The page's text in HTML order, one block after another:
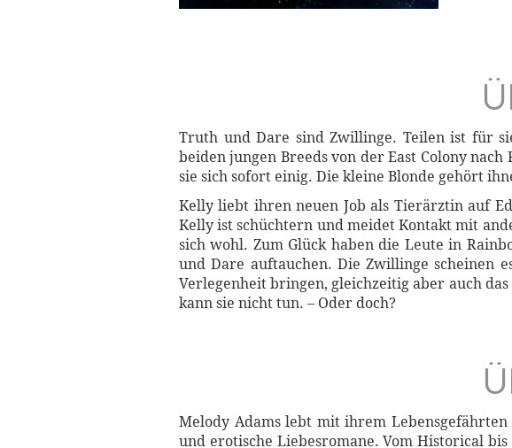
Truth und Dare sind Zwillinge. Teilen ist für
beiden jungen Breeds von der East Colony
sie sich sofort einig. Die kleine Blonde gehört
Kelly liebt ihren neuen Job als Tierärztin auf
Kelly ist schüchtern und meidet Kontakt mit
sich wohl. Zum Glück haben die Leute in
und Dare auftauchen. Die Zwillinge scheinen
Verlegenheit bringen, gleichzeitig aber auch
kann sie nicht tun. – Oder doch?
Melody Adams lebt mit ihrem
und erotische Liebesromane. Vom Historical